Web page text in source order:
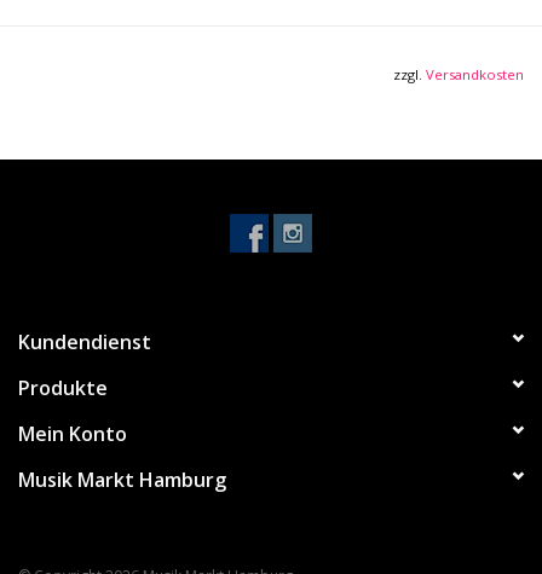
zzgl. Versandkosten
Kundendienst
Produkte
Mein Konto
Musik Markt Hamburg